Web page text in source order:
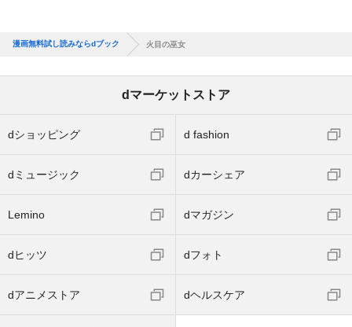
漫画無料試し読みならdブック 火目の巫女
dマーケットストア
dショッピング d fashion
dミュージック dカーシェア
Lemino dマガジン
dヒッツ dフォト
dアニメストア dヘルスケア